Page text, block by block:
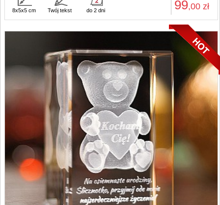
99,00 zł
8x5x5 cm Twój tekst do 2 dni